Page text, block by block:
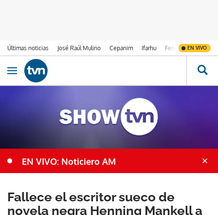
Últimas noticias José Raúl Mulino Cepanim Ifarhu Fenómeno de El
EN VIVO
Ir al contenido
Obrir navegació
EN VIVO: Noticiero AM
Fallece el escritor sueco de
novela negra Henning Mankell a